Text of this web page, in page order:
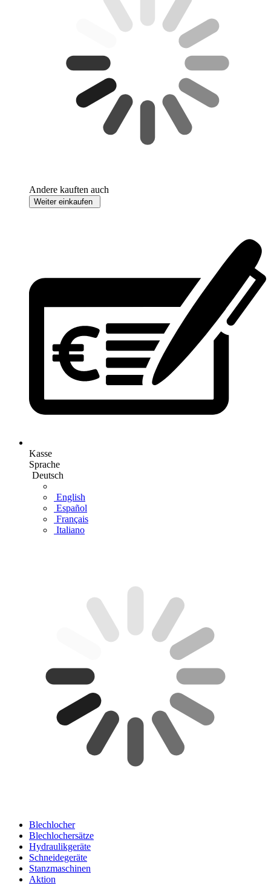
Andere kauften auch
Weiter einkaufen
Kasse
Sprache
Deutsch
English
Español
Français
Italiano
Blechlocher
Blechlochersätze
Hydraulikgeräte
Schneidegeräte
Stanzmaschinen
Aktion